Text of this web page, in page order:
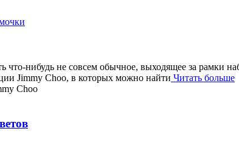
что-нибудь не совсем обычное, выходящее за рамки
Jimmy Choo, в которых можно найти Читать больше